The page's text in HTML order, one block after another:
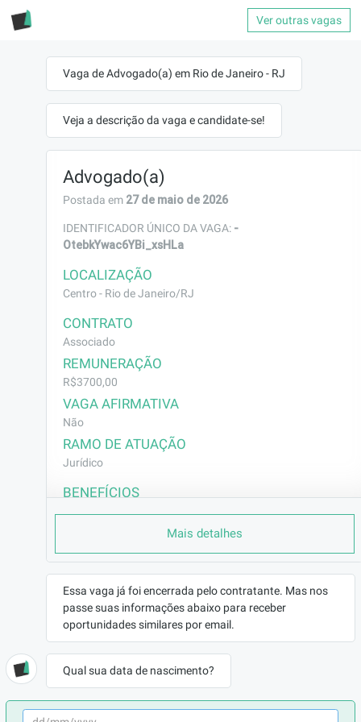
Ver outras vagas
Vaga de Advogado(a) em Rio de Janeiro - RJ
Veja a descrição da vaga e candidate-se!
Advogado(a)
Postada em 27 de maio de 2026
IDENTIFICADOR ÚNICO DA VAGA: -
OtebkYwac6YBi_xsHLa
LOCALIZAÇÃO
Centro - Rio de Janeiro/RJ
CONTRATO
Associado
REMUNERAÇÃO
R$3700,00
VAGA AFIRMATIVA
Não
RAMO DE ATUAÇÃO
Jurídico
BENEFÍCIOS
- Realizar análise e conferência das
cliente e documentação disponível, para
elaboração das peças de defesa;
- Garantir o cumprimento dos prazos e a
correta inserção das peças e anexos nos
sistemas internos e do cliente;
- Acompanhar e controlar o andamento
Mais detalhes
Essa vaga já foi encerrada pelo contratante. Mas nos
passe suas informações abaixo para receber
oportunidades similares por email.
Qual sua data de nascimento?